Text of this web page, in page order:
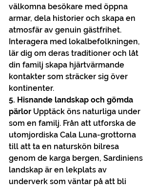
välkomna besökare med öppna
armar, dela historier och skapa en
atmosfär av genuin gästfrihet.
Interagera med lokalbefolkningen,
lär dig om deras traditioner och låt
din familj skapa hjärtvärmande
kontakter som sträcker sig över
kontinenter.
5. Hisnande landskap och gömda
pärlor Upptäck öns naturliga under
som en familj. Från att utforska de
utomjordiska Cala Luna-grottorna
till att ta en naturskön bilresa
genom de karga bergen, Sardiniens
landskap är en lekplats av
underverk som väntar på att bli